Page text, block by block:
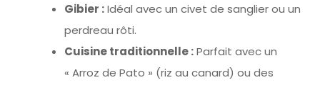
Gibier :Idéal avec un civet de sanglier ou un
perdreau rôti.
Cuisine traditionnelle :Parfait avec un
« Arroz de Pato » (riz au canard) ou des